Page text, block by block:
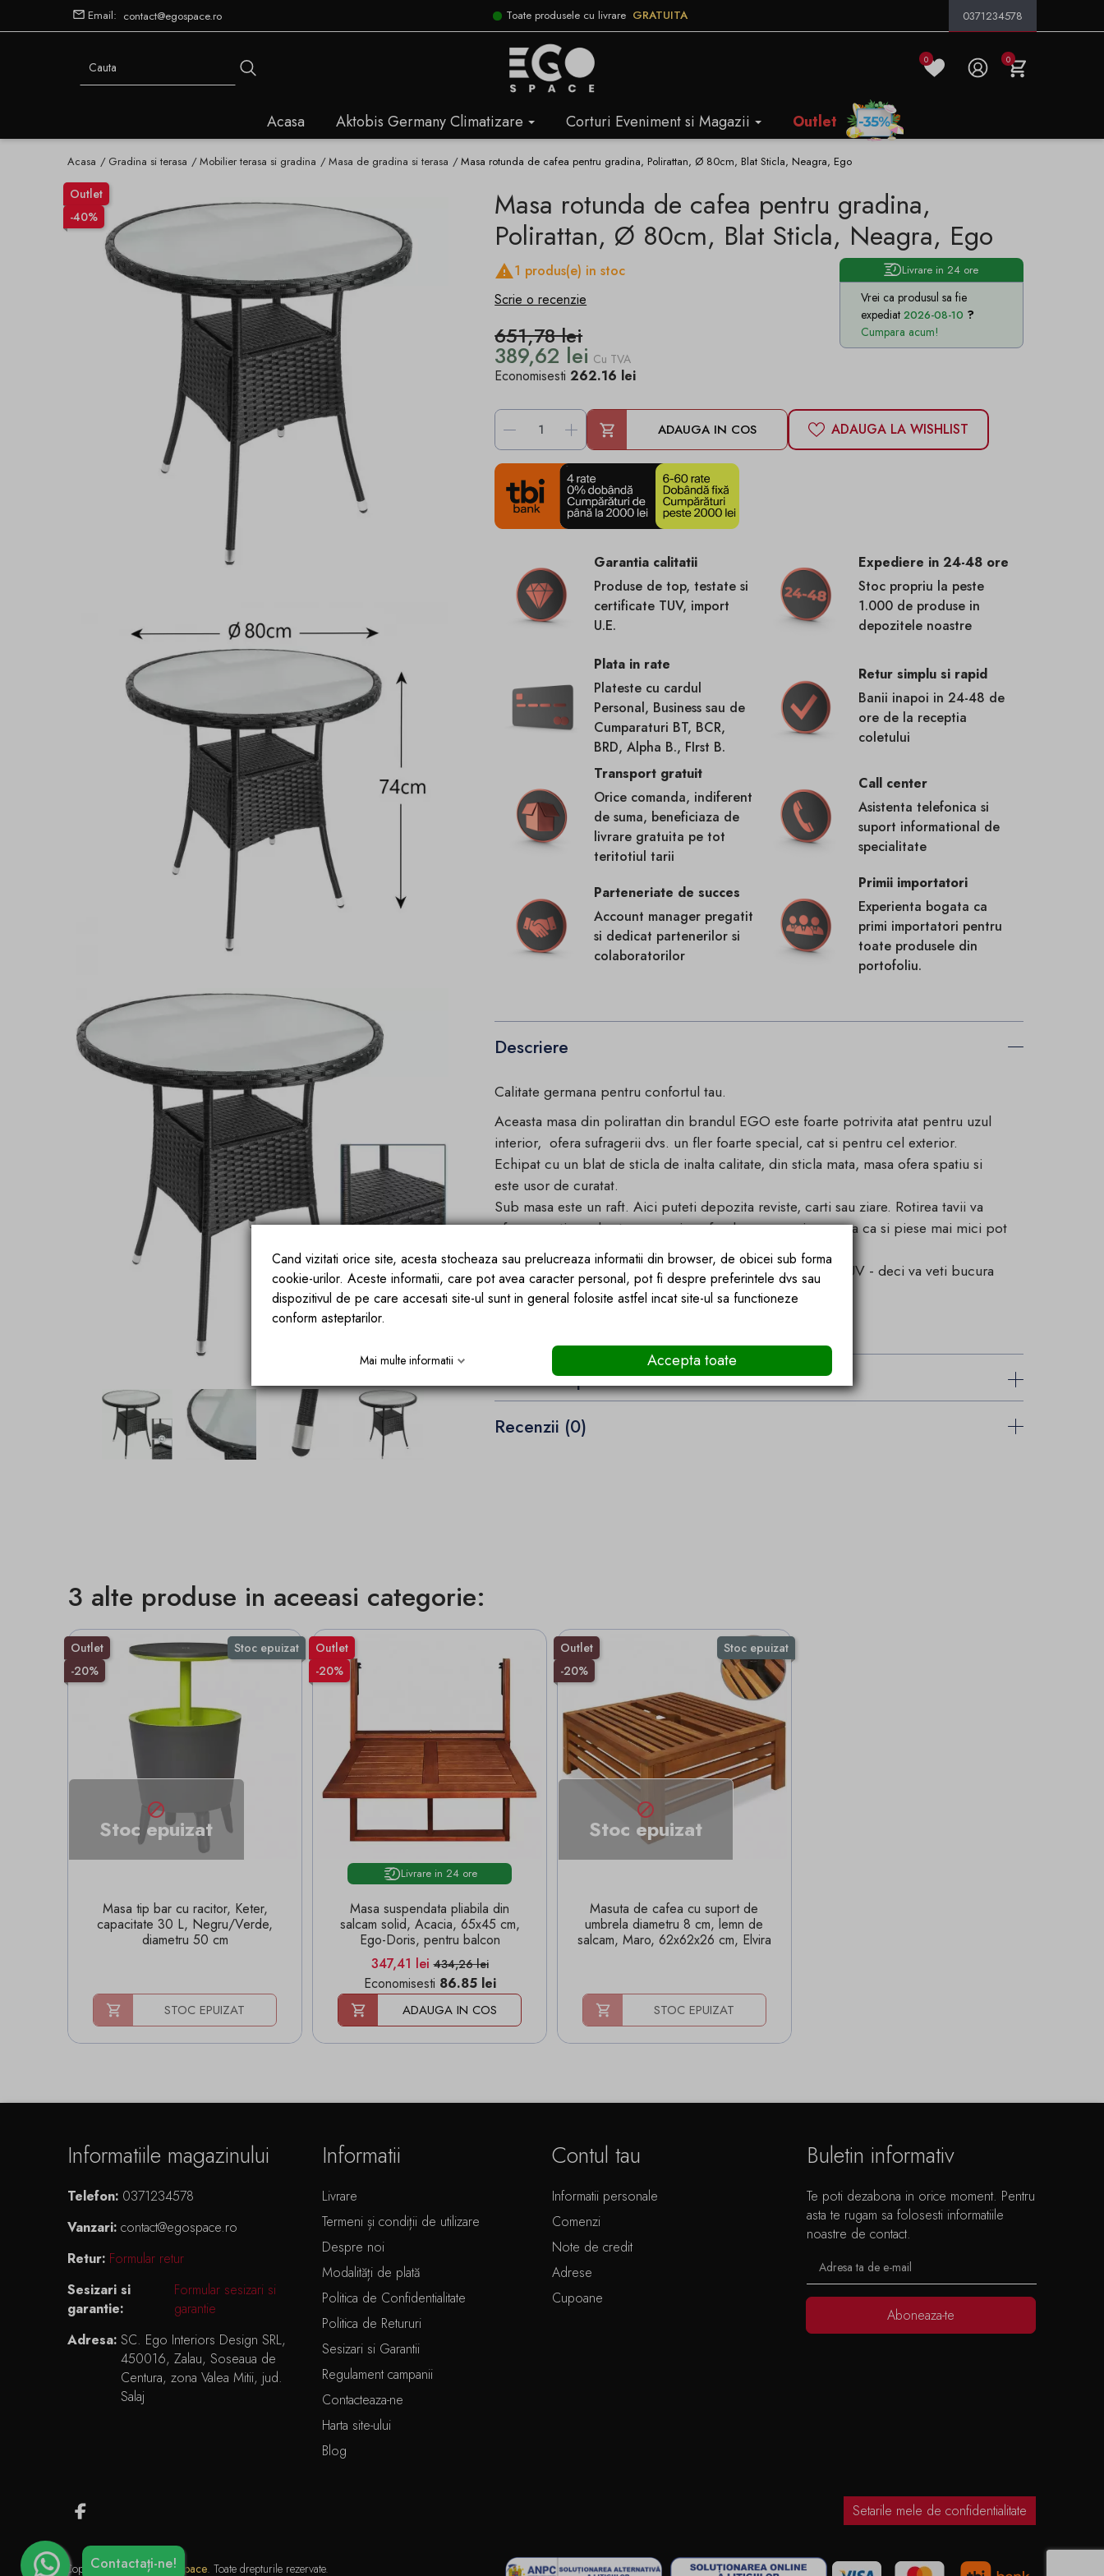
Email: contact@egospace.ro Toate produsele cu livrare GRATUITA 0371234578
0 0
Acasa Aktobis Germany Climatizare Corturi Eveniment si Magazii Outlet
Acasa Gradina si terasa Mobilier terasa si gradina Masa de gradina si terasa Masa rotunda de cafea pentru gradina, Polirattan, Ø 80cm, Blat Sticla, Neagra, Ego
Outlet
-40%
Masa rotunda de cafea pentru gradina,
Polirattan, Ø 80cm, Blat Sticla, Neagra, Ego
Livrare in 24 ore
Vrei ca produsul sa fie
expediat 2026-08-10
Cumpara acum!
1 produs(e) in stoc
Scrie o recenzie
651,78 lei
389,62 lei Cu TVA
Economisesti 262.16 lei
- + ADAUGA IN COS ADAUGA LA WISHLIST
Garantia calitatii
Produse de top, testate si
certificate TUV, import
U.E.
Expediere in 24-48 ore
Stoc propriu la peste
1.000 de produse in
depozitele noastre
Plata in rate
Plateste cu cardul
Personal, Business sau de
Cumparaturi BT, BCR,
BRD, Alpha B., FIrst B.
Retur simplu si rapid
Banii inapoi in 24-48 de
ore de la receptia
coletului
Transport gratuit
Orice comanda, indiferent
de suma, beneficiaza de
livrare gratuita pe tot
teritotiul tarii
Call center
Asistenta telefonica si
suport informational de
specialitate
Parteneriate de succes
Account manager pregatit
si dedicat partenerilor si
colaboratorilor
Primii importatori
Experienta bogata ca
primi importatori pentru
toate produsele din
portofoliu.
Descriere
Calitate germana pentru confortul tau.
Aceasta masa din polirattan din brandul EGO este foarte potrivita atat pentru uzul
interior, ofera sufragerii dvs. un fler foarte special, cat si pentru cel exterior.
Echipat cu un blat de sticla de inalta calitate, din sticla mata, masa ofera spatiu si
este usor de curatat.
Sub masa este un raft. Aici puteti depozita reviste, carti sau ziare. Rotirea tavii va
ofera o optiune de stocare mai profunda, ceea ce inseamna ca si piese mai mici pot
fi stocate.
Masa este confectionata din poli rattan rezistent la radiatii UV - deci va veti bucura
mult timp.
Detalii ale produsului
Recenzii (0)
3 alte produse in aceeasi categorie:
Stoc epuizat
Outlet
-20%

Stoc epuizat
Masa tip bar cu racitor, Keter,
capacitate 30 L, Negru/Verde,
diametru 50 cm
STOC EPUIZAT
Outlet
-20%
Livrare in 24 ore
Masa suspendata pliabila din
salcam solid, Acacia, 65x45 cm,
Ego-Doris, pentru balcon
Pret
347,41 leiPret de baza
434,26 lei
Economisesti 86.85 lei
ADAUGA IN COS
Stoc epuizat
Outlet
-20%

Stoc epuizat
Masuta de cafea cu suport de
umbrela diametru 8 cm, lemn de
salcam, Maro, 62x62x26 cm, Elvira
STOC EPUIZAT
Informatiile magazinului
Telefon: 0371234578
Vanzari: contact@egospace.ro
Retur: Formular retur
Sesizari si
garantie:
Formular sesizari si
garantie
Adresa: SC. Ego Interiors Design SRL,
450016, Zalau, Soseaua de
Centura, zona Valea Mitii, jud.
Salaj
Informatii
Livrare
Termeni și condiții de utilizare
Despre noi
Modalități de plată
Politica de Confidentialitate
Politica de Retururi
Sesizari si Garantii
Regulament campanii
Contacteaza-ne
Harta site-ului
Blog
Contul tau
Informatii personale
Comenzi
Note de credit
Adrese
Cupoane
Buletin informativ
Te poti dezabona in orice moment. Pentru
asta te rugam sa folosesti informatiile
noastre de contact.
Aboneaza-te
Setarile mele de confidentialitate
Copyright © 2026 -Egospace. Toate drepturile rezervate.
Contactați-ne!
Cand vizitati orice site, acesta stocheaza sau prelucreaza informatii din browser, de obicei sub forma
cookie-urilor. Aceste informatii, care pot avea caracter personal, pot fi despre preferintele dvs sau
dispozitivul de pe care accesati site-ul sunt in general folosite astfel incat site-ul sa functioneze
conform asteptarilor.
Mai multe informatii Accepta toate